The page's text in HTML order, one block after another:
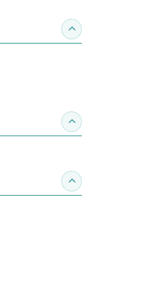
收合作家介紹
收合推薦專區
收合訂購須知